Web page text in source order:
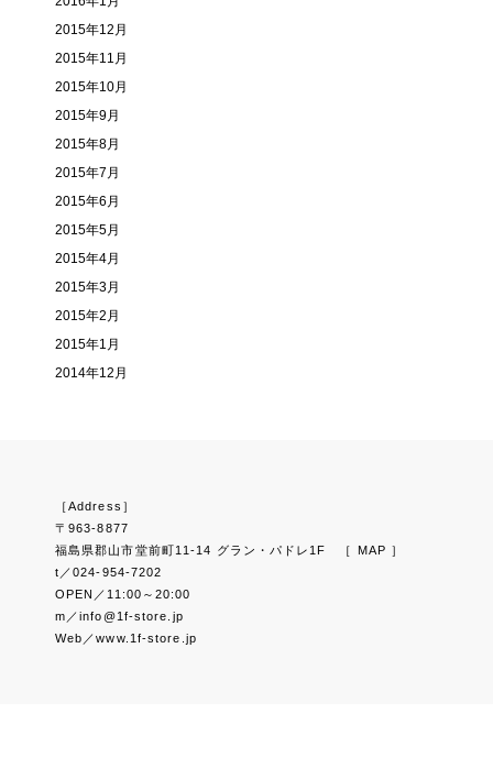
2015年12月
2015年11月
2015年10月
2015年9月
2015年8月
2015年7月
2015年6月
2015年5月
2015年4月
2015年3月
2015年2月
2015年1月
2014年12月
［Address］
〒963-8877
福島県郡山市堂前町11-14 グラン・パドレ1F
［ MAP ］
t／024-954-7202
OPEN／11:00～20:00
m／info@1f-store.jp
Web／www.1f-store.jp